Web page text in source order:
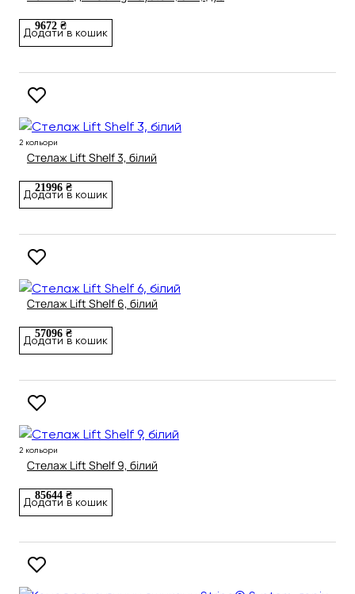
9672 ₴
Додати в кошик
2 кольори
Стелаж Lift Shelf 3, білий
21996 ₴
Додати в кошик
Стелаж Lift Shelf 6, білий
57096 ₴
Додати в кошик
2 кольори
Стелаж Lift Shelf 9, білий
85644 ₴
Додати в кошик